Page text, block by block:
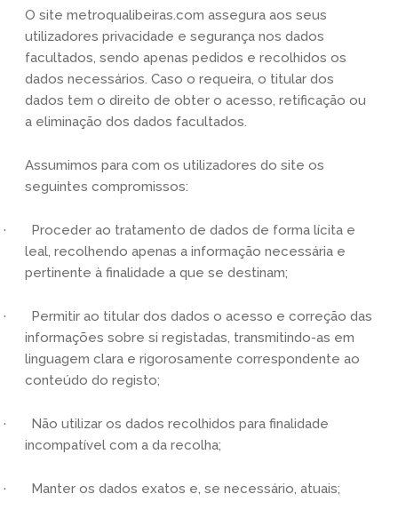
O site metroqualibeiras.com assegura aos seus
utilizadores privacidade e segurança nos dados
facultados, sendo apenas pedidos e recolhidos os
dados necessários. Caso o requeira, o titular dos
dados tem o direito de obter o acesso, retificação ou
a eliminação dos dados facultados.
Assumimos para com os utilizadores do site os
seguintes compromissos:
· Proceder ao tratamento de dados de forma lícita e
leal, recolhendo apenas a informação necessária e
pertinente à finalidade a que se destinam;
· Permitir ao titular dos dados o acesso e correção das
informações sobre si registadas, transmitindo-as em
linguagem clara e rigorosamente correspondente ao
conteúdo do registo;
· Não utilizar os dados recolhidos para finalidade
incompatível com a da recolha;
· Manter os dados exatos e, se necessário, atuais;